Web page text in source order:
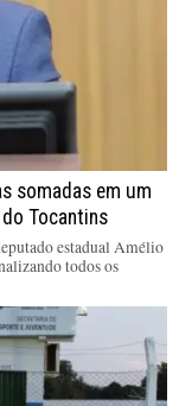
somadas em um
Tocantins
estadual Amélio
todos os